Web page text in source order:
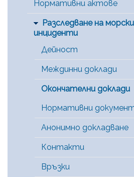
Нормативни актове
Разследване на
инциденти
Дейност
Междинни доклади
Окончателни доклади
Нормативни
Анонимно докладване
Контакти
Връзки